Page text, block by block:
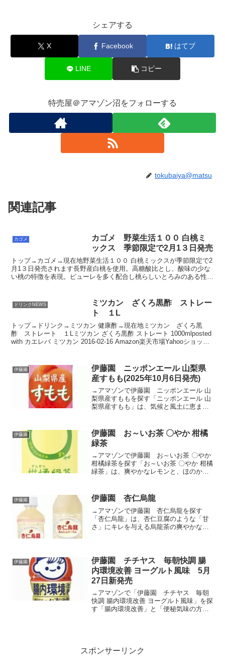
シェアする
X Facebook はてブ
LINE コピー
特売屋＠アマゾン沼をフォローする
tokubaiya@matsu
関連記事
カゴメ
カゴメ 野菜生活１００ 白桃ミ
ックス 季節限定で2月1３日発売
トップ→カゴメ→現在地野菜生活１００ 白桃ミックスが季節限定で2
月1３日発売されます長野産白桃を使用。高糖酸比とし、酸味の少な
い桃の特徴を表現。ピューレを多く配合し桃らしいとろみのある性状
ドリンクNEWS
ミツカン ざくろ黒酢 ストレー
ト １L
トップ→ドリンク→ミツカン 健康酢→現在地ミツカン ざくろ黒
酢 ストレート １Lミツカン ざくろ黒酢 ストレート 1000mlposted
with カエレバ ミツカン 2016-02-16 Amazon楽天市場Yahooショッピ
伊藤園
伊藤園 ニッポンエール 山梨県
産すもも(2025年10月6日発売)
→アマゾンで伊藤園 ニッポンエール 山
梨県産すももを探す「ニッポンエール 山
梨県産すもも」は、気候と風土に恵まれ
ンスよく調和した味わいの清涼飲料水
（果汁1％）です。伊藤園...
伊藤園
伊藤園 お～いお茶 〇やか 柑橘
緑茶
→アマゾンで伊藤園 お～いお茶 〇やか
柑橘緑茶を探す「お～いお茶 〇やか 柑橘
緑茶」は、爽やかなレモンと、ほのかな
橘を合わせることで、お茶のあまみと柑
橘の香りをバラ...
伊藤園 伊藤園 杏仁烏龍
→アマゾンで伊藤園 杏仁烏龍を探す
「杏仁烏龍」は、杏仁豆腐のような「甘
さ」にキレを与える烏龍茶の爽やかな
舌触りが楽しめるため、杏仁豆...
伊藤園
伊藤園 チチヤス 毎朝快調 腸
内環境改善 ヨーグルト風味 5月
27日新発売
→アマゾンで「伊藤園 チチヤス 毎朝
快調 腸内環境改善 ヨーグルト風味」を探
す「腸内環境改善」と「便秘気味の方の
スポンサーリンク